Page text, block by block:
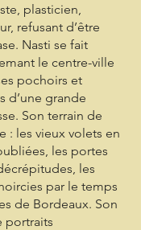
plasticien,
refusant d’être
Nasti se fait
le centre-ville
pochoirs et
d’une grande
Son terrain de
: les vieux volets en
les portes
les
par le temps
de Bordeaux. Son
portraits